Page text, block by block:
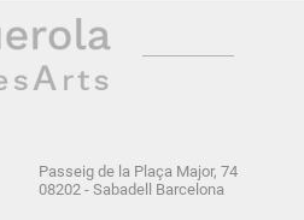
Passeig de la Plaça Major, 74
08202 - Sabadell Barcelona